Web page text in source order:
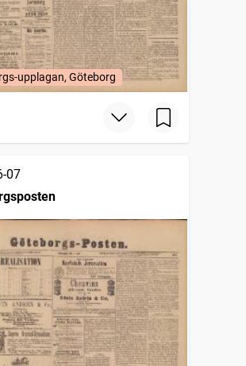
upplagan, Göteborg
07